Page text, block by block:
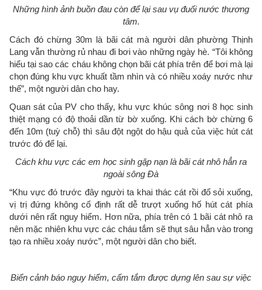
Những hình ảnh buồn đau còn để lại sau vụ đuối nước thương
tâm.
Cách đó chừng 30m là bãi cát mà người dân phường Thịnh
Lang vẫn thường rủ nhau đi bơi vào những ngày hè. “Tôi không
hiểu tại sao các cháu không chọn bãi cát phía trên để bơi mà lại
chọn đúng khu vực khuất tầm nhìn và có nhiều xoáy nước như
thế”, một người dân cho hay.
Quan sát của PV cho thấy, khu vực khúc sông nơi 8 học sinh
thiệt mạng có độ thoải dần từ bờ xuống. Khi cách bờ chừng 6
đến 10m (tuỳ chỗ) thì sâu đột ngột do hậu quả của việc hút cát
trước đó để lại.
Cách khu vực các em học sinh gặp nạn là bãi cát nhô hẳn ra
ngoài sông Đà
“Khu vực đó trước đây người ta khai thác cát rồi đổ sỏi xuống,
vị trị đứng không cố định rất dễ trượt xuống hố hút cát phía
dưới nên rất nguy hiểm. Hơn nữa, phía trên có 1 bãi cát nhô ra
nên mặc nhiên khu vực các cháu tắm sẽ thụt sâu hẳn vào trong
tạo ra nhiều xoáy nước”, một người dân cho biết.
Biển cảnh báo nguy hiểm, cấm tắm được dựng lên sau sự việc